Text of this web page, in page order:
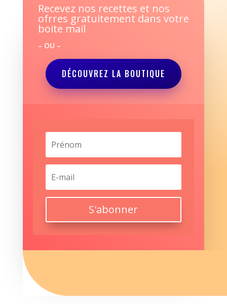
Recevez nos recettes et nos
ofrres gratuitement dans votre
boite mail
– OU –
DÉCOUVREZ LA BOUTIQUE
S'abonner